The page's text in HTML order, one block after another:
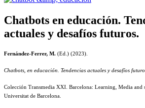
Chatbots en educación.
actuales y desafíos futuros.
Fernández-Ferrer, M. (Ed.) (2023).
Chatbots, en educación. Tendencias actuales y desafíos
Colección Transmedia XXI. Barcelona: Learning, Media and
Universitat de Barcelona.